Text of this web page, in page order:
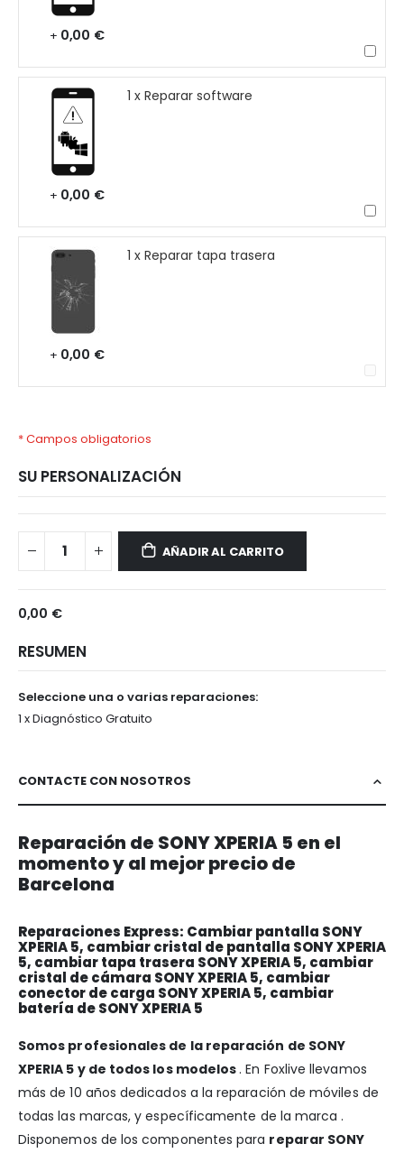
+ 0,00 €
1 x Reparar software
+ 0,00 €
1 x Reparar tapa trasera
+ 0,00 €
* Campos obligatorios
SU PERSONALIZACIÓN
AÑADIR AL CARRITO
0,00 €
RESUMEN
Seleccione una o varias reparaciones:
1 x Diagnóstico Gratuito
CONTACTE CON NOSOTROS
Reparación de SONY XPERIA 5 en el
momento y al mejor precio de
Barcelona
Reparaciones Express: Cambiar pantalla SONY
XPERIA 5, cambiar cristal de pantalla SONY XPERIA
5, cambiar tapa trasera SONY XPERIA 5, cambiar
cristal de cámara SONY XPERIA 5, cambiar
conector de carga SONY XPERIA 5, cambiar
batería de SONY XPERIA 5
Somos profesionales de la reparación de SONY
XPERIA 5 y de todos los modelos. En Foxlive llevamos
más de 10 años dedicados a la reparación de móviles de
todas las marcas, y específicamente de la marca .
Disponemos de los componentes para reparar SONY